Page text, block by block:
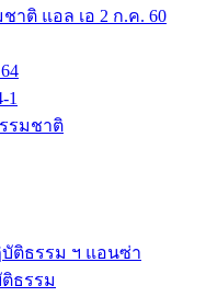
าติ แอล เอ 2 ก.ค. 60
1
รมชาติ
ติธรรม ฯ แอนซ่า
ธรรม